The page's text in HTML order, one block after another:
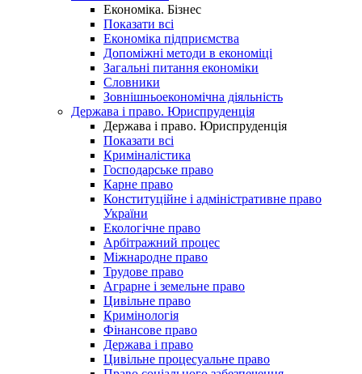
Економіка. Бізнес
Показати всі
Економіка підприємства
Допоміжні методи в економіці
Загальні питання економіки
Словники
Зовнішньоекономічна діяльність
Держава і право. Юриспруденція
Держава і право. Юриспруденція
Показати всі
Криміналістика
Господарське право
Карне право
Конституційне і адміністративне право
України
Екологічне право
Арбітражний процес
Міжнародне право
Трудове право
Аграрне і земельне право
Цивільне право
Кримінологія
Фінансове право
Держава і право
Цивільне процесуальне право